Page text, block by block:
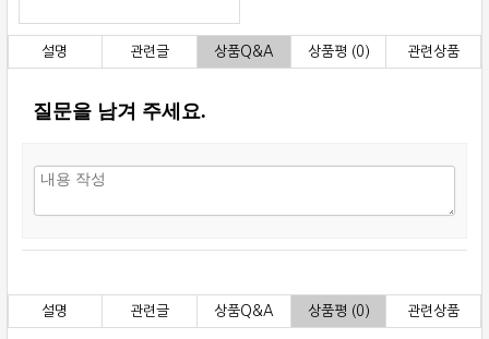
설명 관련글 상품Q&A 상품평 (0) 관련상품
질문을 남겨 주세요.
설명 관련글 상품Q&A 상품평 (0) 관련상품